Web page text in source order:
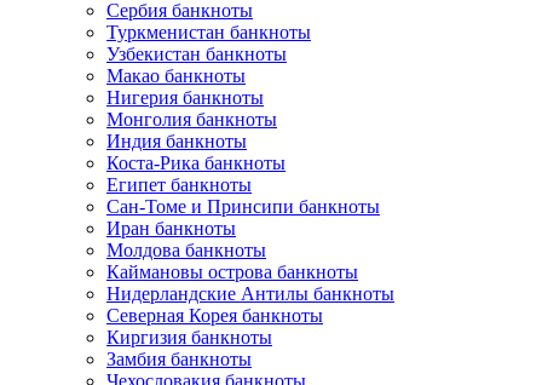
Сербия банкноты
Туркменистан банкноты
Узбекистан банкноты
Макао банкноты
Нигерия банкноты
Монголия банкноты
Индия банкноты
Коста-Рика банкноты
Египет банкноты
Сан-Томе и Принсипи банкноты
Иран банкноты
Молдова банкноты
Каймановы острова банкноты
Нидерландские Антилы банкноты
Северная Корея банкноты
Киргизия банкноты
Замбия банкноты
Чехословакия банкноты